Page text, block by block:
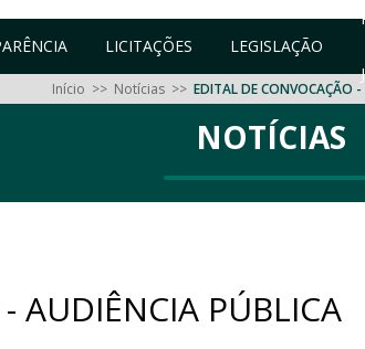
LICITAÇÕES LEGISLAÇÃO
Início >> Notícias>> EDITAL DE CONVOCAÇÃO -
NOTÍCIAS
AUDIÊNCIA PÚBLICA